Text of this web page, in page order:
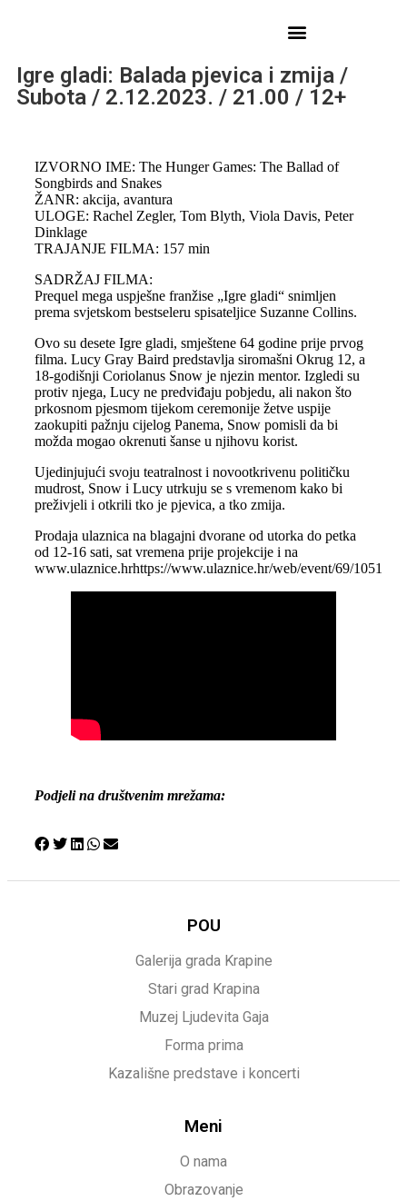
Igre gladi: Balada pjevica i zmija /
Subota / 2.12.2023. / 21.00 / 12+
IZVORNO IME: The Hunger Games: The Ballad of
Songbirds and Snakes
ŽANR: akcija, avantura
ULOGE: Rachel Zegler, Tom Blyth, Viola Davis, Peter
Dinklage
TRAJANJE FILMA: 157 min
SADRŽAJ FILMA:
Prequel mega uspješne franžise „Igre gladi“ snimljen
prema svjetskom bestseleru spisateljice Suzanne Collins.
Ovo su desete Igre gladi, smještene 64 godine prije prvog
filma. Lucy Gray Baird predstavlja siromašni Okrug 12, a
18-godišnji Coriolanus Snow je njezin mentor. Izgledi su
protiv njega, Lucy ne predviđaju pobjedu, ali nakon što
prkosnom pjesmom tijekom ceremonije žetve uspije
zaokupiti pažnju cijelog Panema, Snow pomisli da bi
možda mogao okrenuti šanse u njihovu korist.
Ujedinjujući svoju teatralnost i novootkrivenu političku
mudrost, Snow i Lucy utrkuju se s vremenom kako bi
preživjeli i otkrili tko je pjevica, a tko zmija.
Prodaja ulaznica na blagajni dvorane od utorka do petka
od 12-16 sati, sat vremena prije projekcije i na
www.ulaznice.hrhttps://www.ulaznice.hr/web/event/69/1051
Podjeli na društvenim mrežama:
POU
Galerija grada Krapine
Stari grad Krapina
Muzej Ljudevita Gaja
Forma prima
Kazališne predstave i koncerti
Meni
O nama
Obrazovanje